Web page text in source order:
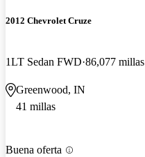
2012 Chevrolet Cruze
1LT Sedan FWD 86,077 millas
Greenwood, IN
41 millas
Buena oferta